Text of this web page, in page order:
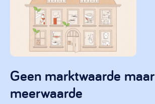
Geen marktwaarde maar
meerwaarde